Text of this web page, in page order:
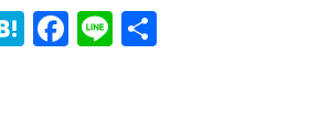
Hatena
Facebook
Line